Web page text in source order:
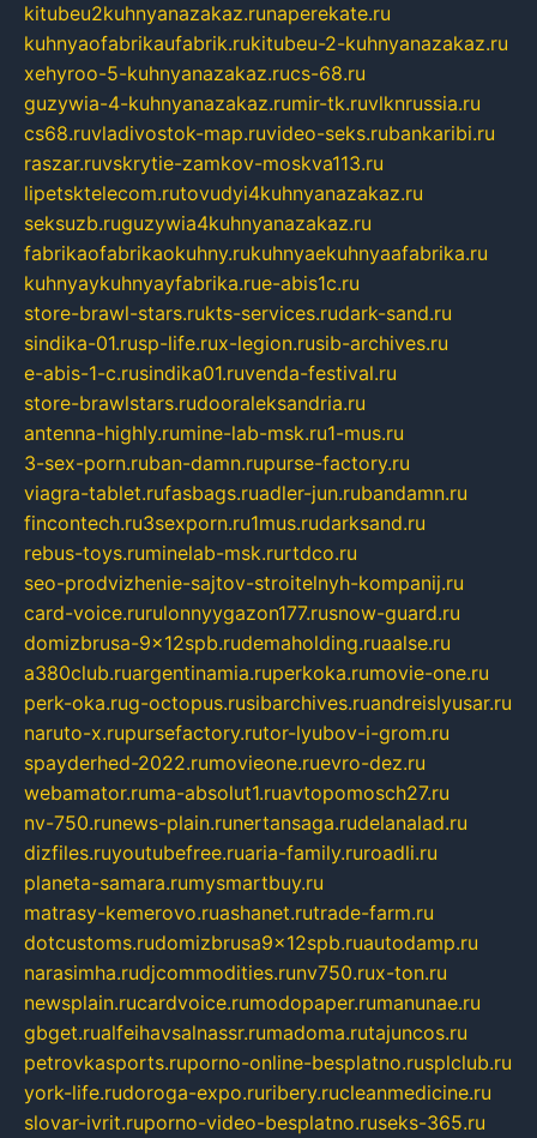
kitubeu2kuhnyanazakaz.runaperekate.ru
kuhnyaofabrikaufabrik.rukitubeu-2-kuhnyanazakaz.ru
xehyroo-5-kuhnyanazakaz.rucs-68.ru
guzywia-4-kuhnyanazakaz.rumir-tk.ruvlknrussia.ru
cs68.ruvladivostok-map.ruvideo-seks.rubankaribi.ru
raszar.ruvskrytie-zamkov-moskva113.ru
lipetsktelecom.rutovudyi4kuhnyanazakaz.ru
seksuzb.ruguzywia4kuhnyanazakaz.ru
fabrikaofabrikaokuhny.rukuhnyaekuhnyaafabrika.ru
kuhnyaykuhnyayfabrika.rue-abis1c.ru
store-brawl-stars.rukts-services.rudark-sand.ru
sindika-01.rusp-life.rux-legion.rusib-archives.ru
e-abis-1-c.rusindika01.ruvenda-festival.ru
store-brawlstars.rudooraleksandria.ru
antenna-highly.rumine-lab-msk.ru1-mus.ru
3-sex-porn.ruban-damn.rupurse-factory.ru
viagra-tablet.rufasbags.ruadler-jun.rubandamn.ru
fincontech.ru3sexporn.ru1mus.rudarksand.ru
rebus-toys.ruminelab-msk.rurtdco.ru
seo-prodvizhenie-sajtov-stroitelnyh-kompanij.ru
card-voice.rurulonnyygazon177.rusnow-guard.ru
domizbrusa-9x12spb.rudemaholding.ruaalse.ru
a380club.ruargentinamia.ruperkoka.rumovie-one.ru
perk-oka.rug-octopus.rusibarchives.ruandreislyusar.ru
naruto-x.rupursefactory.rutor-lyubov-i-grom.ru
spayderhed-2022.rumovieone.ruevro-dez.ru
webamator.ruma-absolut1.ruavtopomosch27.ru
nv-750.runews-plain.runertansaga.rudelanalad.ru
dizfiles.ruyoutubefree.ruaria-family.ruroadli.ru
planeta-samara.rumysmartbuy.ru
matrasy-kemerovo.ruashanet.rutrade-farm.ru
dotcustoms.rudomizbrusa9x12spb.ruautodamp.ru
narasimha.rudjcommodities.runv750.rux-ton.ru
newsplain.rucardvoice.rumodopaper.rumanunae.ru
gbget.rualfeihavsalnassr.rumadoma.rutajuncos.ru
petrovkasports.ruporno-online-besplatno.rusplclub.ru
york-life.rudoroga-expo.ruribery.rucleanmedicine.ru
slovar-ivrit.ruporno-video-besplatno.ruseks-365.ru